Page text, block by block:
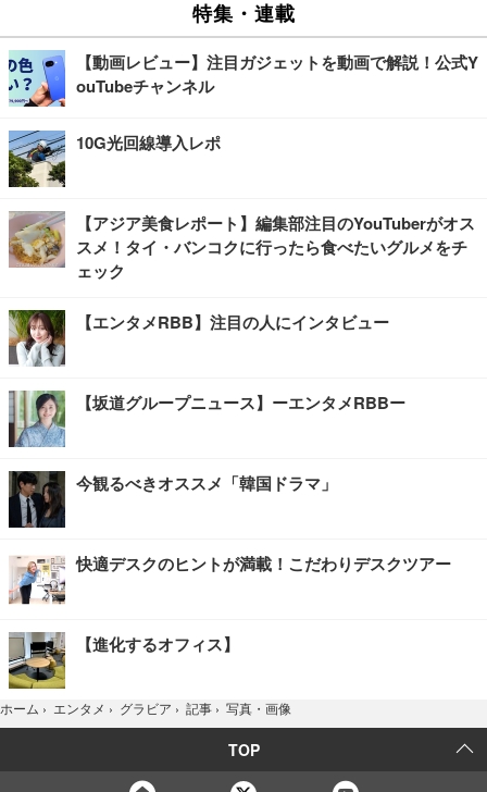
特集・連載
【動画レビュー】注目ガジェットを動画で解説！公式Y
ouTubeチャンネル
10G光回線導入レポ
【アジア美食レポート】編集部注目のYouTuberがオス
スメ！タイ・バンコクに行ったら食べたいグルメをチ
ェック
【エンタメRBB】注目の人にインタビュー
【坂道グループニュース】ーエンタメRBBー
今観るべきオススメ「韓国ドラマ」
快適デスクのヒントが満載！こだわりデスクツアー
【進化するオフィス】
ホーム › エンタメ › グラビア › 記事 › 写真・画像
TOP